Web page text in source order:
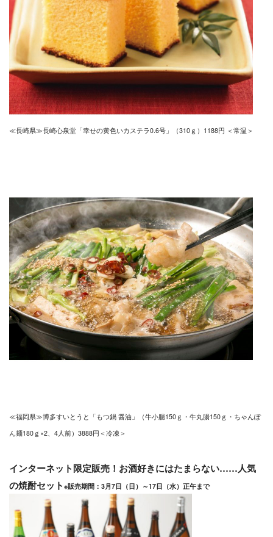
≪長崎県≫長崎心泉堂「幸せの黄色いカステラ0.6号」（310ｇ）1188円 ＜常温＞
≪福岡県≫博多すいとうと「もつ鍋 醤油」（牛小腸150ｇ・牛丸腸150ｇ・ちゃんぽ
ん麺180ｇ×2、4人前）3888円＜冷凍＞
インターネット限定販売！お酒好きにはたまらない……人気
の焼酎セット ※販売期間：3月7日（日）～17日（水）正午まで